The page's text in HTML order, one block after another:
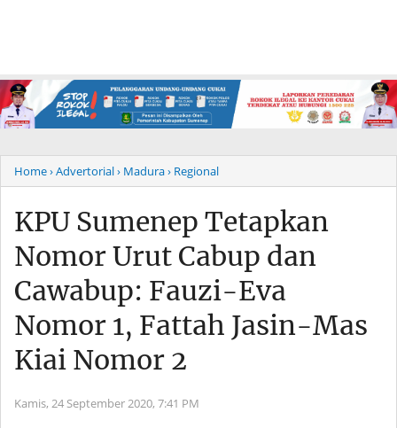
Home› Advertorial› Madura› Regional
KPU Sumenep Tetapkan
Nomor Urut Cabup dan
Cawabup: Fauzi-Eva
Nomor 1, Fattah Jasin-Mas
Kiai Nomor 2
Kamis, 24 September 2020, 7:41 PM